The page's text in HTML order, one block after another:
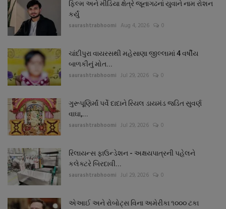
ફિલ્મ અને મીડિયા ક્ષેત્રે જૂનાગઢનાં યુવાને નામ રોશન
કર્યું
saurashtrabhoomi Aug 4, 2026 0
ચાંદીપુરા વાયરસથી મહેસાણા જીલ્લામાં 4 વર્ષીય
બાળકીનું મોત...
saurashtrabhoomi Jul 29, 2026 0
ગુરૂપૂણિર્માં પર્વે દાદાને રિયલ ડાયમંડ જડિત સુવર્ણ
વાઘા,...
saurashtrabhoomi Jul 29, 2026 0
રિલાયન્સ ફાઉન્ડેશન - અક્ષયપાત્રની પહેલને
કલેક્ટરે બિરદાવી...
saurashtrabhoomi Jul 29, 2026 0
એઆઈ અને રોબોટ્સ વિના અમેરીકા ૧૦૦૦ ટકા